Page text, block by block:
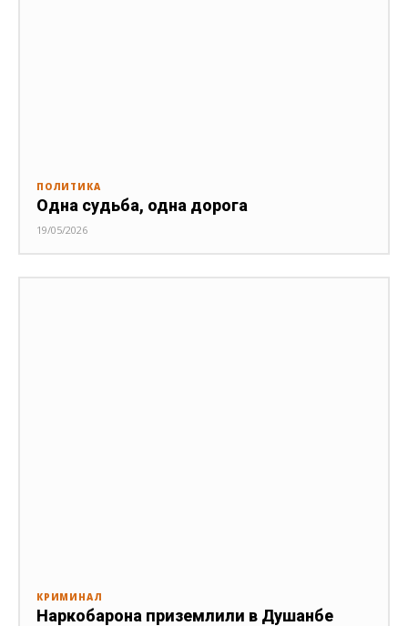
ПОЛИТИКА
Одна судьба, одна дорога
19/05/2026
КРИМИНАЛ
Наркобарона приземлили в Душанбе